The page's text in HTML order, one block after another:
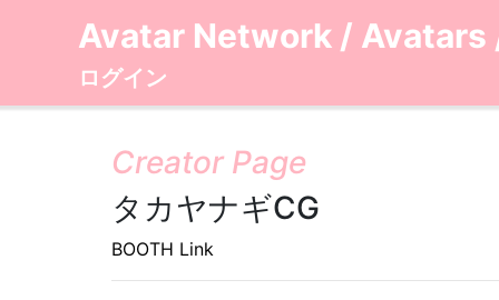
Avatar Network / Avatars
ログイン
Creator Page
タカヤナギCG
BOOTH Link